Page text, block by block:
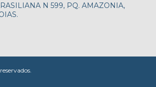
N 599, PQ. AMAZONIA,